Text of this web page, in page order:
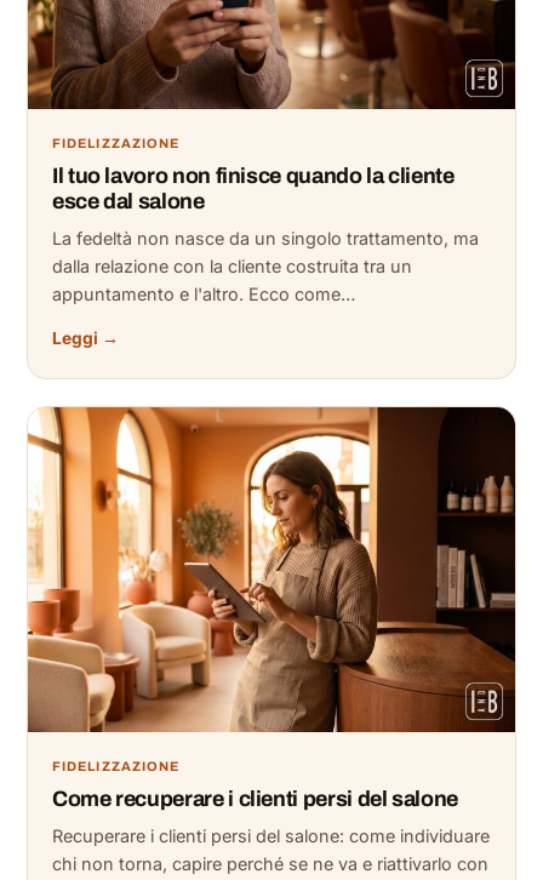
FIDELIZZAZIONE
Il tuo lavoro non finisce quando la cliente
esce dal salone
La fedeltà non nasce da un singolo trattamento, ma
dalla relazione con la cliente costruita tra un
appuntamento e l'altro. Ecco come…
Leggi →
FIDELIZZAZIONE
Come recuperare i clienti persi del salone
Recuperare i clienti persi del salone: come individuare
chi non torna, capire perché se ne va e riattivarlo con